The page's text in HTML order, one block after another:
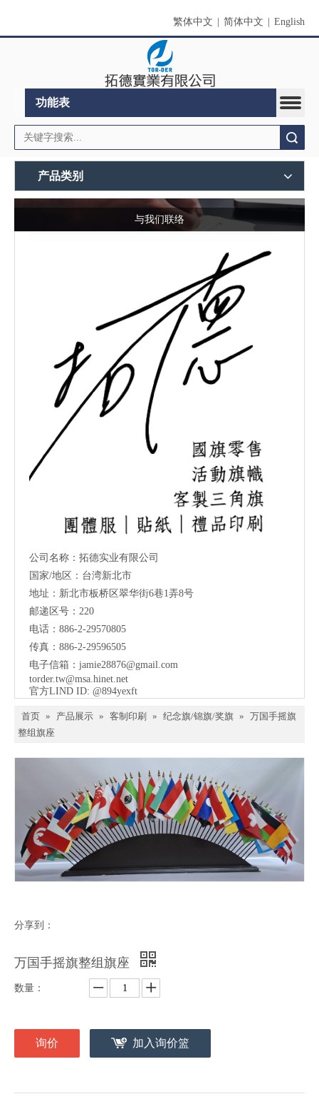
繁体中文 简体中文 English
功能表
产品类别
与我们联络
公司名称：拓德实业有限公司
国家/地区：台湾新北市
地址：新北市板桥区翠华街6巷1弄8号
邮递区号：220
电话：886-2-29570805
传真：886-2-29596505
电子信箱： jamie28876@gmail.com
torder.tw@msa.hinet.net
官方LIND ID: @894yexft
首页 » 产品展示 » 客制印刷 » 纪念旗/锦旗/奖旗 » 万国手摇旗
整组旗座
分享到：
万国手摇旗整组旗座
数量：
询价 加入询价篮